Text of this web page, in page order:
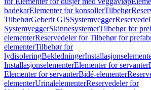
badekarElementer for konsollerTilbehør
TilbehørGeberit GISSystemvegger
SystemveggerSkinnesystemerTilbehør for
elementerReservedeler for Tilbehør for
elementerTilbehør for
lydisoleringBekledninger
InstallasjonselementerElementer for servanter
Elementer for servanterBidé-elementer
elementerUrinalelementerReservedeler for